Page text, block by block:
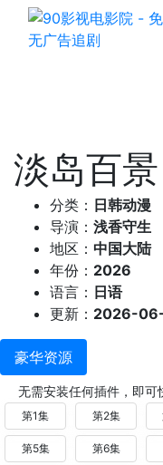
淡岛百景
分类： 日韩动漫
导演： 浅香守生
地区： 中国大陆
年份： 2026
语言： 日语
更新： 2026-
豪华资源
无需安装任何插件，即可
第1集 第2集
第5集 第6集